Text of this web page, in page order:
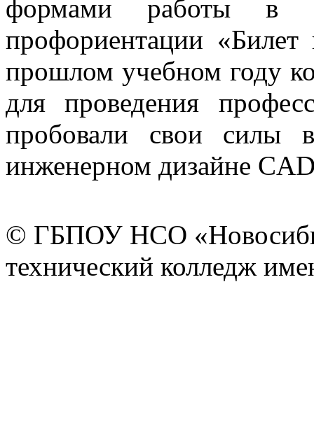
формами работы в
профориентации
прошлом учебном году
для проведения
пробовали свои силы
инженерном дизайне
© ГБПОУ НСО
технический колледж